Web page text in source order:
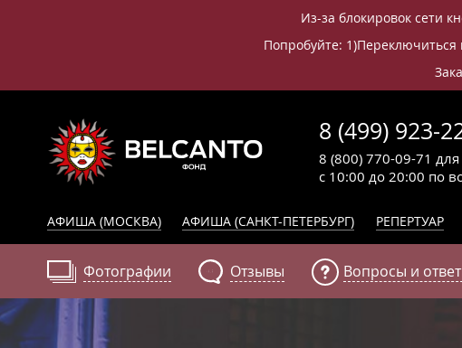
Из-за блокировок сети
Попробуйте: 1)Переключиться
8 (499) 923-
с 10:00 до 20:00 по
8 (800) 770-09-71
АФИША (МОСКВА) АФИША (САНКТ-ПЕТЕРБУРГ) РЕПЕРТУАР
Фотографии Отзывы Вопросы и